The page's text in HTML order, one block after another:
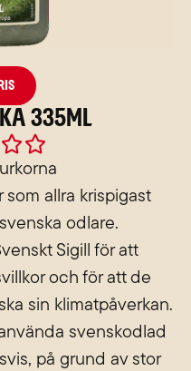
335ml

0
out
of
allra krispigast
odlare.
Sigill för att
och för att de
sin klimatpåverkan.
svenskodlad
på grund av stor